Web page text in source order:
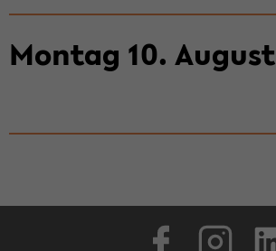
Mon­tag 10. Au­gust
Face­book